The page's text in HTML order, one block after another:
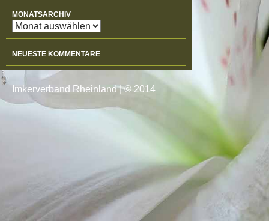
MONATSARCHIV
Monatsarchiv
NEUESTE KOMMENTARE
Imkerverband Rheinland|© 2014